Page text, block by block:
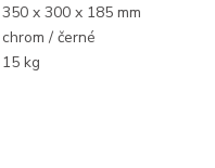
350 x 300 x 185 mm
chrom / černé
15 kg